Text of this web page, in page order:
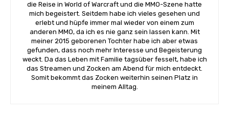
die Reise in World of Warcraft und die MMO-Szene hatte
mich begeistert. Seitdem habe ich vieles gesehen und
erlebt und hüpfe immer mal wieder von einem zum
anderen MMO, da ich es nie ganz sein lassen kann. Mit
meiner 2015 geborenen Tochter habe ich aber etwas
gefunden, dass noch mehr Interesse und Begeisterung
weckt. Da das Leben mit Familie tagsüber fesselt, habe ich
das Streamen und Zocken am Abend für mich entdeckt.
Somit bekommt das Zocken weiterhin seinen Platz in
meinem Alltag.